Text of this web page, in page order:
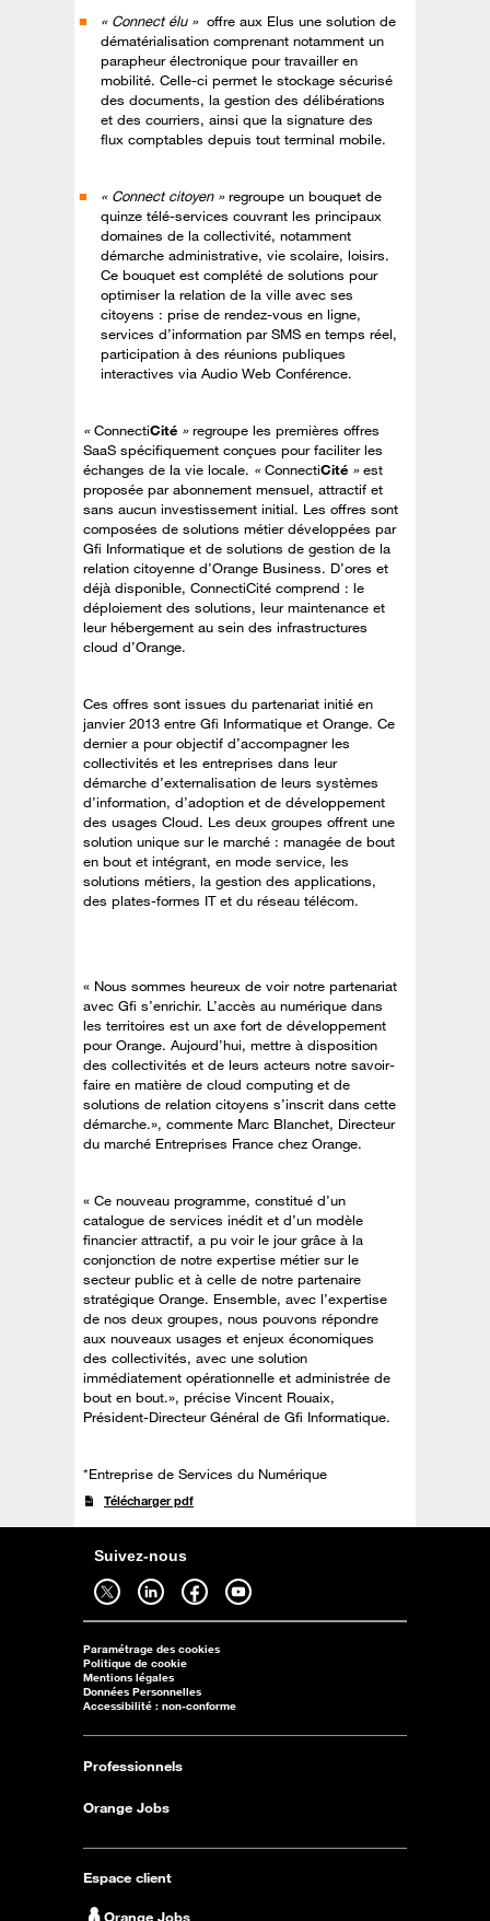
« Connect élu » offre aux Elus une solution de
dématérialisation comprenant notamment un
parapheur électronique pour travailler en
mobilité. Celle-ci permet le stockage sécurisé
des documents, la gestion des délibérations
et des courriers, ainsi que la signature des
flux comptables depuis tout terminal mobile.
« Connect citoyen »regroupe un bouquet de
quinze télé-services couvrant les principaux
domaines de la collectivité, notamment
démarche administrative, vie scolaire, loisirs.
Ce bouquet est complété de solutions pour
optimiser la relation de la ville avec ses
citoyens : prise de rendez-vous en ligne,
services d’information par SMS en temps réel,
participation à des réunions publiques
interactives via Audio Web Conférence.
«ConnectiCité »regroupe les premières offres
SaaS spécifiquement conçues pour faciliter les
échanges de la vie locale. «ConnectiCité »est
proposée par abonnement mensuel, attractif et
sans aucun investissement initial. Les offres sont
composées de solutions métier développées par
Gfi Informatique et de solutions de gestion de la
relation citoyenne d’Orange Business. D’ores et
déjà disponible, ConnectiCité comprend : le
déploiement des solutions, leur maintenance et
leur hébergement au sein des infrastructures
cloud d’Orange.
Ces offres sont issues du partenariat initié en
janvier 2013 entre Gfi Informatique et Orange. Ce
dernier a pour objectif d’accompagner les
collectivités et les entreprises dans leur
démarche d’externalisation de leurs systèmes
d’information, d’adoption et de développement
des usages Cloud. Les deux groupes offrent une
solution unique sur le marché : managée de bout
en bout et intégrant, en mode service, les
solutions métiers, la gestion des applications,
des plates-formes IT et du réseau télécom.
« Nous sommes heureux de voir notre partenariat
avec Gfi s’enrichir. L’accès au numérique dans
les territoires est un axe fort de développement
pour Orange. Aujourd’hui, mettre à disposition
des collectivités et de leurs acteurs notre savoir-
faire en matière de cloud computing et de
solutions de relation citoyens s’inscrit dans cette
démarche.», commente Marc Blanchet, Directeur
du marché Entreprises France chez Orange.
« Ce nouveau programme, constitué d’un
catalogue de services inédit et d’un modèle
financier attractif, a pu voir le jour grâce à la
conjonction de notre expertise métier sur le
secteur public et à celle de notre partenaire
stratégique Orange. Ensemble, avec l’expertise
de nos deux groupes, nous pouvons répondre
aux nouveaux usages et enjeux économiques
des collectivités, avec une solution
immédiatement opérationnelle et administrée de
bout en bout.», précise Vincent Rouaix,
Président-Directeur Général de Gfi Informatique.
*Entreprise de Services du Numérique
Télécharger pdf
Suivez-nous
Suivez-nous sur twitter - ouverture dans un nouvel onglet Suivez-nous sur linkedin - ouverture dans un nouvel onglet Suivez-nous sur facebook - ouverture dans un nouvel onglet Suivez-nous sur youtube - ouverture dans un nouvel onglet
Paramétrage des cookies
Politique de cookie
Mentions légales
Données Personnelles
Accessibilité : non-conforme
Professionnels
Orange Jobs
Espace client
Orange Jobs